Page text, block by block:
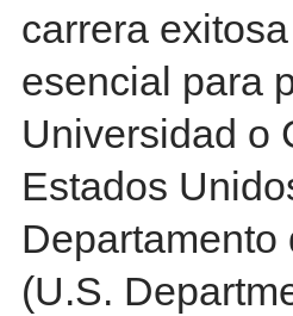
carrera
esencial para
Universidad o
Estados
Departamento
(U.S.